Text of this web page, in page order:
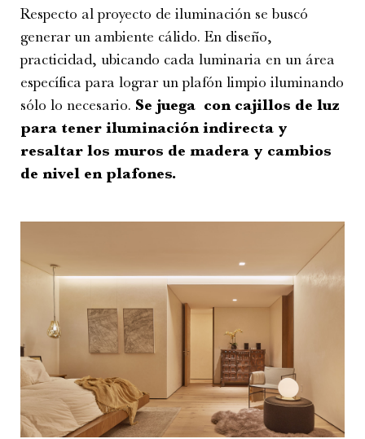
Respecto al proyecto de iluminación se buscó
generar un ambiente cálido. En diseño,
practicidad, ubicando cada luminaria en un área
específica para lograr un plafón limpio iluminando
sólo lo necesario. Se juega con cajillos de luz
para tener iluminación indirecta y
resaltar los muros de madera y cambios
de nivel en plafones.